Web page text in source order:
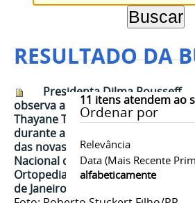
RESULTADO DA
11 itens atendem ao
Ordenar por
Relevância
Data (mais Recente
alfabeticamente
Presidenta Dilma Rousseff
observa a recuperação da jovem
Thayane Tavares Monteiro
durante a visita as inauguração
das novas instalações do Instituto
Nacional de Traumatologia e
Ortopedia Jamil Haddad (Into). Rio
de Janeiro - RJ, 25/11/2011